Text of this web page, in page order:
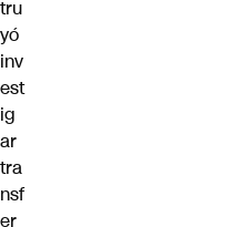
tru
yó
inv
est
ig
ar
tra
nsf
er